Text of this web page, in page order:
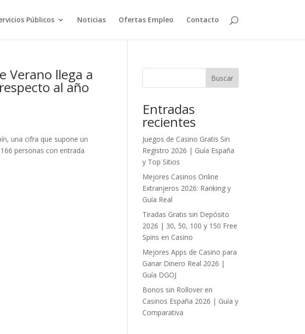
Públicos Noticias Ofertas Empleo Contacto
Verano llega a
al año
una cifra que supone un
personas con entrada
Buscar
Entradas
recientes
Juegos de Casino Gratis Sin
Registro 2026 | Guía España
y Top Sitios
Mejores Casinos Online
Extranjeros 2026: Ranking y
Guía Real
Tiradas Gratis sin Depósito
2026 | 30, 50, 100 y 150 Free
Spins en Casino
Mejores Apps de Casino para
Ganar Dinero Real 2026 |
Guía DGOJ
Bonos sin Rollover en
Casinos España 2026 | Guía y
Comparativa